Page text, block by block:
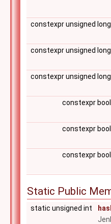
constexpr unsigned
constexpr unsigned
constexpr unsigned
constexpr
constexpr
constexpr
Static Public
static unsigned int